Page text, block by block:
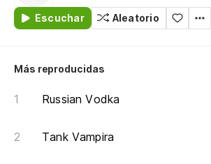
Escuchar Aleatorio
Más reproducidas
Russian Vodka
Tank Vampira